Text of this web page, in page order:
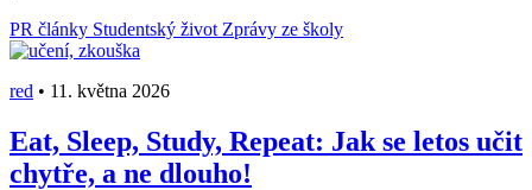
PR články Studentský život Zprávy ze školy
red • 11. května 2026
Eat, Sleep, Study, Repeat: Jak se letos učit
chytře, a ne dlouho!